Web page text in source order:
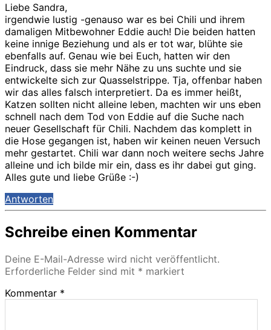
Liebe Sandra,
irgendwie lustig -genauso war es bei Chili und ihrem
damaligen Mitbewohner Eddie auch! Die beiden hatten
keine innige Beziehung und als er tot war, blühte sie
ebenfalls auf. Genau wie bei Euch, hatten wir den
Eindruck, dass sie mehr Nähe zu uns suchte und sie
entwickelte sich zur Quasselstrippe. Tja, offenbar haben
wir das alles falsch interpretiert. Da es immer heißt,
Katzen sollten nicht alleine leben, machten wir uns eben
schnell nach dem Tod von Eddie auf die Suche nach
neuer Gesellschaft für Chili. Nachdem das komplett in
die Hose gegangen ist, haben wir keinen neuen Versuch
mehr gestartet. Chili war dann noch weitere sechs Jahre
alleine und ich bilde mir ein, dass es ihr dabei gut ging.
Alles gute und liebe Grüße :-)
Antworten
Schreibe einen Kommentar
Deine E-Mail-Adresse wird nicht veröffentlicht.
Erforderliche Felder sind mit * markiert
Kommentar *